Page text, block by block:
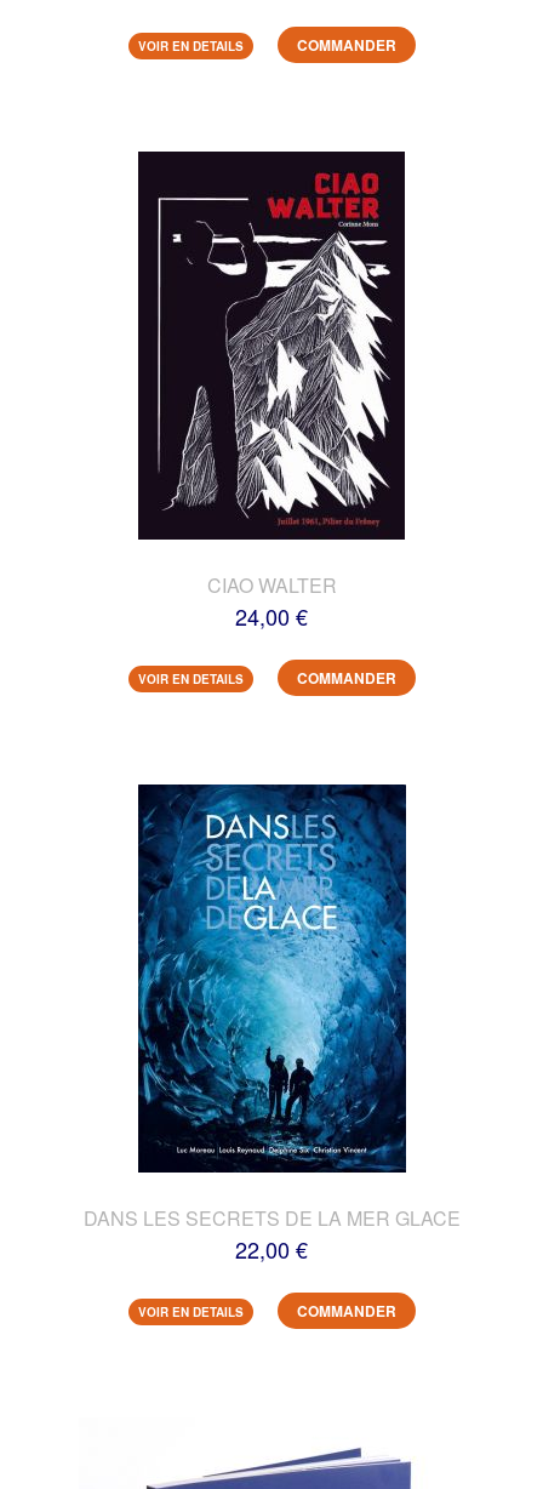
VOIR EN DETAILS COMMANDER
CIAO WALTER
24,00 €
VOIR EN DETAILS COMMANDER
DANS LES SECRETS DE LA MER GLACE
22,00 €
VOIR EN DETAILS COMMANDER